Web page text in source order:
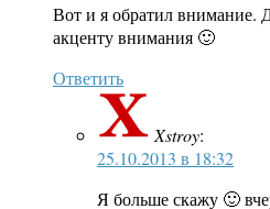
Вот и я обратил внимание.
акценту внимания 🙂
Ответить
Xstroy:
25.10.2013 в 18:32
Я больше скажу 🙂